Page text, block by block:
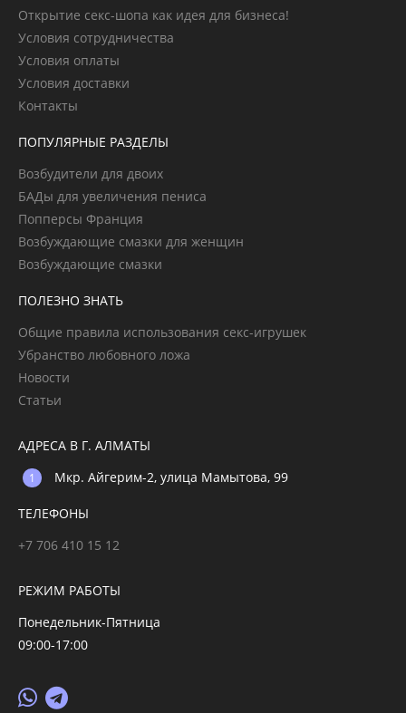
Открытие секс-шопа как идея для бизнеса!
Условия сотрудничества
Условия оплаты
Условия доставки
Контакты
ПОПУЛЯРНЫЕ РАЗДЕЛЫ
Возбудители для двоих
БАДы для увеличения пениса
Попперсы Франция
Возбуждающие смазки для женщин
Возбуждающие смазки
ПОЛЕЗНО ЗНАТЬ
Общие правила использования секс-игрушек
Убранство любовного ложа
Новости
Статьи
АДРЕСА В Г. АЛМАТЫ
Мкр. Айгерим-2, улица Мамытова, 99
ТЕЛЕФОНЫ
+7 706 410 15 12
РЕЖИМ РАБОТЫ
Понедельник-Пятница
09:00-17:00